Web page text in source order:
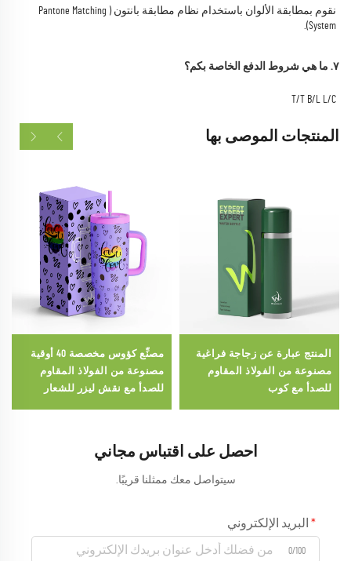
نقوم بمطابقة الألوان باستخدام نظام مطابقة بانتون (Pantone Matching
System).
٧. ما هي شروط الدفع الخاصة بكم؟
T/T B/L L/C
المنتجات الموصى بها
المنتج عبارة عن زجاجة فراغية
مصنوعة من الفولاذ المقاوم
للصدأ مع كوب
مصنِّع كؤوس مخصصة 40 أوقية
مصنوعة من الفولاذ المقاوم
للصدأ مع نقش ليزر للشعار
احصل على اقتباس مجاني
سيتواصل معك ممثلنا قريبًا.
البريد الإلكتروني
0/100